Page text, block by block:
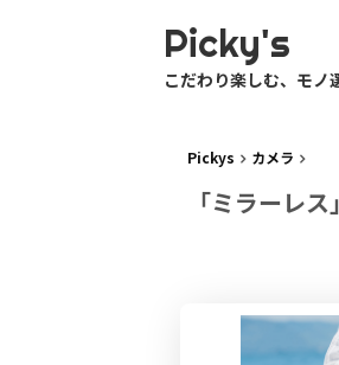
Picky's
こだわり楽しむ、モノ
Pickys カメラ
「ミラーレ